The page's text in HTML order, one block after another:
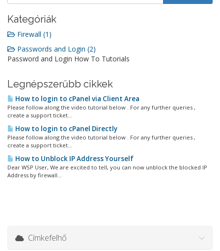
Kategóriák
Firewall (1)
Passwords and Login (2)
Password and Login How To Tutorials
Legnépszerűbb cikkek
How to login to cPanel via Client Area
Please follow along the video tutorial below . For any further queries ,
create a support ticket...
How to login to cPanel Directly
Please follow along the video tutorial below . For any further queries ,
create a support ticket...
How to Unblock IP Address Yourself
Dear WSP User, We are excited to tell, you can now unblock the blocked IP
Address by firewall...
Címkefelhő